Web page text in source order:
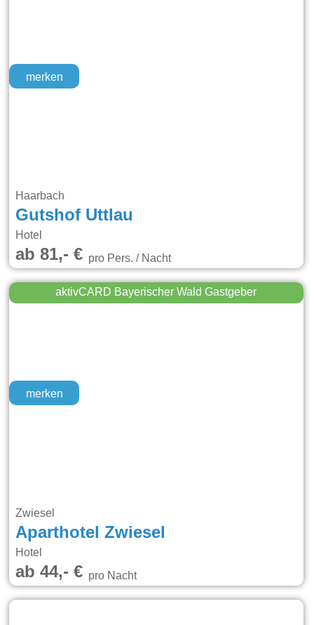
merken
Haarbach
Gutshof Uttlau
Hotel
ab 81,- €pro Pers. / Nacht
merken
aktivCARD Bayerischer Wald Gastgeber
Zwiesel
Aparthotel Zwiesel
Hotel
ab 44,- €pro Nacht